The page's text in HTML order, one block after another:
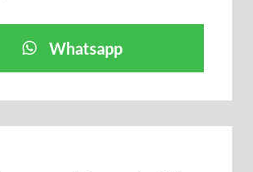
Whatsapp